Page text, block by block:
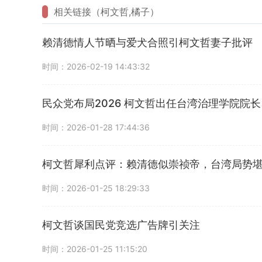
相关链接（柯文哲,橘子）
赖清德情人节晒与爱犬合照引柯文哲妻子批评
时间：2026-02-19 14:43:32
民众党布局2026 柯文哲出任台湾治理学院院长
时间：2026-01-28 17:44:36
柯文哲犀利点评：赖清德似崇祯帝，台湾局势
时间：2026-01-25 18:29:33
柯文哲谈国民党竞选广告牌引关注
时间：2026-01-25 11:15:20